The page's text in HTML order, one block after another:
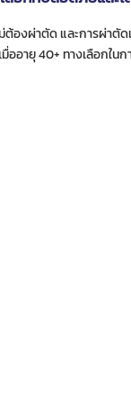
ต้องผ่าตัด และการผ่าตั
ออายุ 40+ ทางเลือกใน